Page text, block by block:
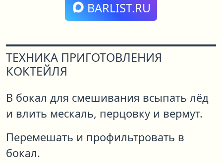
BARLIST.RU
ТЕХНИКА ПРИГОТОВЛЕНИЯ
КОКТЕЙЛЯ
В бокал для смешивания всыпать лёд
и влить мескаль, перцовку и вермут.
Перемешать и профильтровать в
бокал.